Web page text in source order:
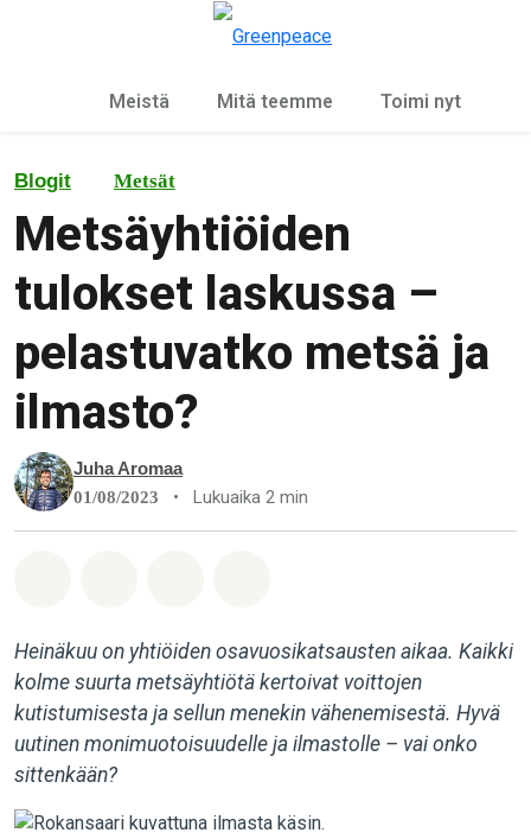
Meistä Mitä teemme Toimi nyt
Blogit Metsät
Metsäyhtiöiden
tulokset laskussa –
pelastuvatko metsä ja
ilmasto?
Juha Aromaa
01/08/2023 • Lukuaika 2 min
Heinäkuu on yhtiöiden osavuosikatsausten aikaa. Kaikki
kolme suurta metsäyhtiötä kertoivat voittojen
kutistumisesta ja sellun menekin vähenemisestä. Hyvä
uutinen monimuotoisuudelle ja ilmastolle – vai onko
sittenkään?